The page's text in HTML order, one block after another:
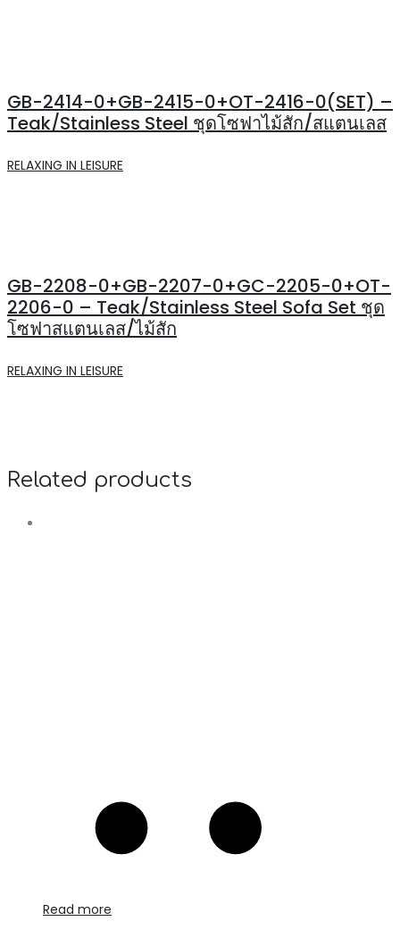
GB-2414-0+GB-2415-0+OT-2416-0(SET) –
Teak/Stainless Steel ชุดโซฟาไม้สัก/สแตนเลส
RELAXING IN LEISURE
GB-2208-0+GB-2207-0+GC-2205-0+OT-
2206-0 – Teak/Stainless Steel Sofa Set ชุด
โซฟาสแตนเลส/ไม้สัก
RELAXING IN LEISURE
Related products
Read more